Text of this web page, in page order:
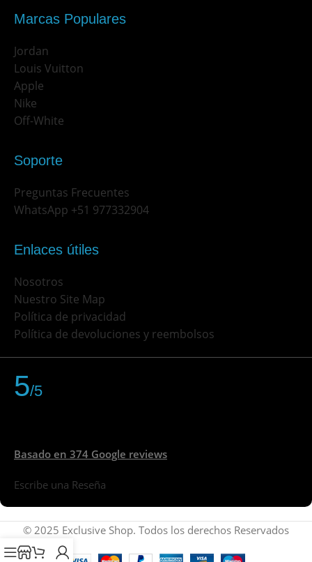
Marcas Populares
Jordan
Louis Vuitton
Apple
Nike
Off-White
Soporte
Preguntas Frecuentes
WhatsApp +51 977332904
Enlaces útiles
Nosotros
Nuestro Site Map
Política de privacidad
Política de devoluciones y reembolsos
5/5
Basado en 374 Google reviews
Escribe una Reseña
© 2025 Exclusive Shop. Todos los derechos Reservados